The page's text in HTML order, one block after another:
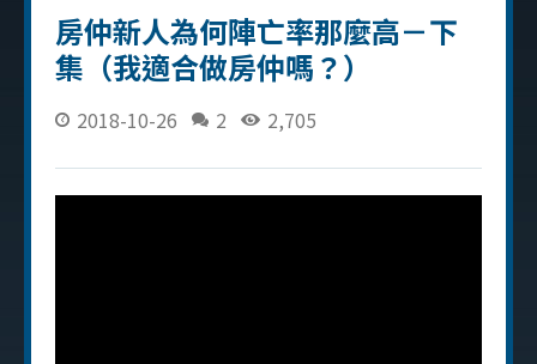
房仲新人為何陣亡率那麼高－下
集（我適合做房仲嗎？）
2018-10-26 2 2,705